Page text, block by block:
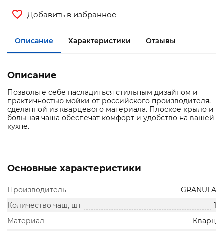
Добавить в избранное
Описание Характеристики Отзывы
Описание
Позвольте себе насладиться стильным дизайном и
практичностью мойки от российского производителя,
сделанной из кварцевого материала. Плоское крыло и
большая чаша обеспечат комфорт и удобство на вашей
кухне.
Основные характеристики
Производитель
GRANULA
Количество чаш, шт
1
Материал
Кварц